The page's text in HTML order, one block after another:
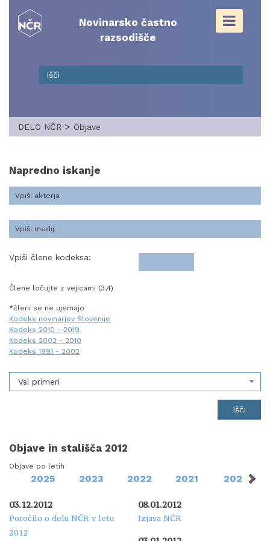
content
Novinarsko častno
razsodišče
DELO NČR > Objave
Napredno iskanje
Vpiši člene kodeksa:
Člene ločujte z vejicami (3,4)
*členi se ne ujemajo
Kodeks novinarjev Slovenije
Kodeks 2010 - 2019
Kodeks 2002 - 2010
Kodeks 1991 - 2002
Vsi primeri
Objave in stališča 2012
Objave po letih
2025 2023 2022 2021 2020
03.12.2012
Poročilo o delu NČR v letu
2012
08.01.2012
Izjava NČR